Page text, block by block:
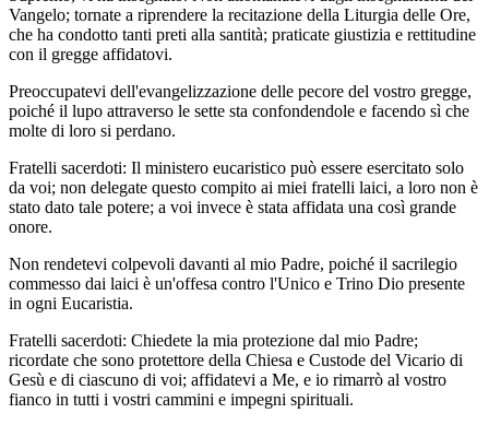
Vangelo; tornate a riprendere la recitazione della Liturgia delle Ore,
che ha condotto tanti preti alla santità; praticate giustizia e rettitudine
con il gregge affidatovi.
Preoccupatevi dell'evangelizzazione delle pecore del vostro gregge,
poiché il lupo attraverso le sette sta confondendole e facendo sì che
molte di loro si perdano.
Fratelli sacerdoti: Il ministero eucaristico può essere esercitato solo
da voi; non delegate questo compito ai miei fratelli laici, a loro non è
stato dato tale potere; a voi invece è stata affidata una così grande
onore.
Non rendetevi colpevoli davanti al mio Padre, poiché il sacrilegio
commesso dai laici è un'offesa contro l'Unico e Trino Dio presente
in ogni Eucaristia.
Fratelli sacerdoti: Chiedete la mia protezione dal mio Padre;
ricordate che sono protettore della Chiesa e Custode del Vicario di
Gesù e di ciascuno di voi; affidatevi a Me, e io rimarrò al vostro
fianco in tutti i vostri cammini e impegni spirituali.